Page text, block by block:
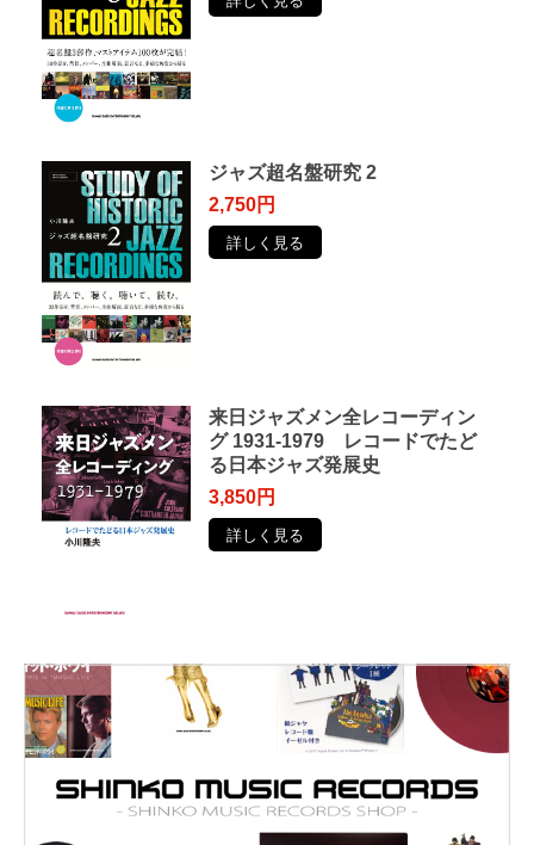
ジャズ超名盤研究 2
2,750円
詳しく見る
来日ジャズメン全レコーディン
グ 1931-1979 レコードでたど
る日本ジャズ発展史
3,850円
詳しく見る